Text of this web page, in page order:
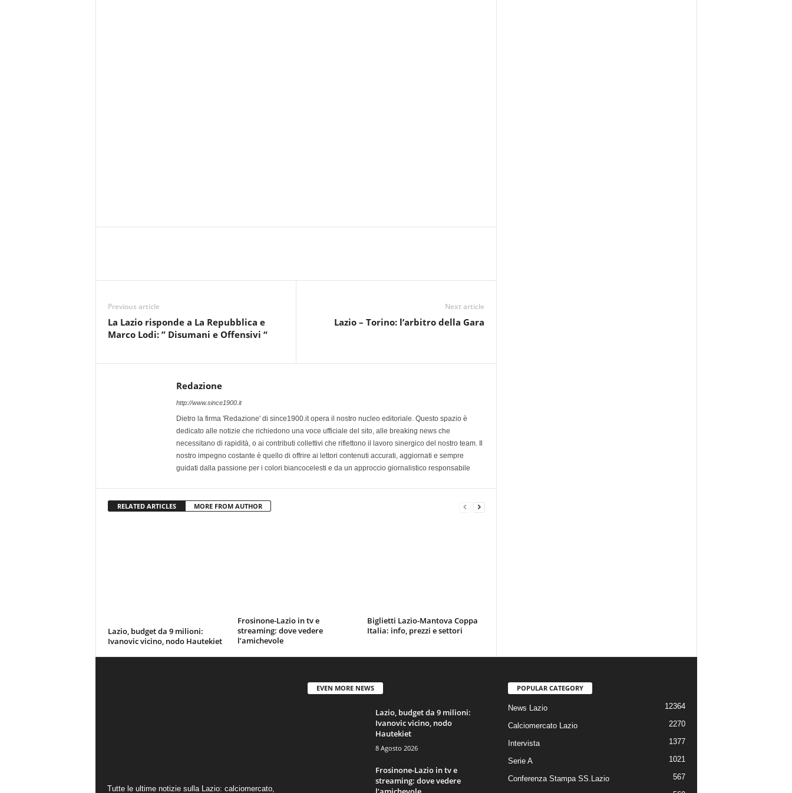
Previous article
La Lazio risponde a La Repubblica e
Marco Lodi: ” Disumani e Offensivi “
Next article
Lazio – Torino: l’arbitro della Gara
Redazione
http://www.since1900.it
Dietro la firma 'Redazione' di since1900.it opera il nostro nucleo editoriale. Questo spazio è
dedicato alle notizie che richiedono una voce ufficiale del sito, alle breaking news che
necessitano di rapidità, o ai contributi collettivi che riflettono il lavoro sinergico del nostro team. Il
nostro impegno costante è quello di offrire ai lettori contenuti accurati, aggiornati e sempre
guidati dalla passione per i colori biancocelesti e da un approccio giornalistico responsabile
RELATED ARTICLES MORE FROM AUTHOR
Lazio, budget da 9 milioni:
Ivanovic vicino, nodo Hautekiet
Frosinone-Lazio in tv e
streaming: dove vedere
l’amichevole
Biglietti Lazio-Mantova Coppa
Italia: info, prezzi e settori
Tutte le ultime notizie sulla Lazio: calciomercato,
EVEN MORE NEWS
Lazio, budget da 9 milioni:
Ivanovic vicino, nodo
Hautekiet
8 Agosto 2026
Frosinone-Lazio in tv e
streaming: dove vedere
POPULAR CATEGORY
News Lazio 12364
Calciomercato Lazio 2270
Intervista 1377
Serie A 1021
Conferenza Stampa SS.Lazio 567